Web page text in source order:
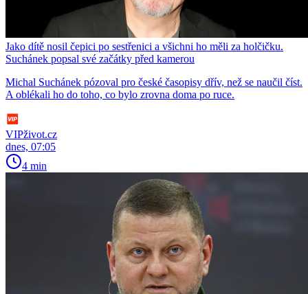
Jako dítě nosil čepici po sestřenici a všichni ho měli za holčičku.
Suchánek popsal své začátky před kamerou
Michal Suchánek pózoval pro české časopisy dřív, než se naučil číst.
A oblékali ho do toho, co bylo zrovna doma po ruce.
VIPživot.cz
dnes, 07:05
4 min